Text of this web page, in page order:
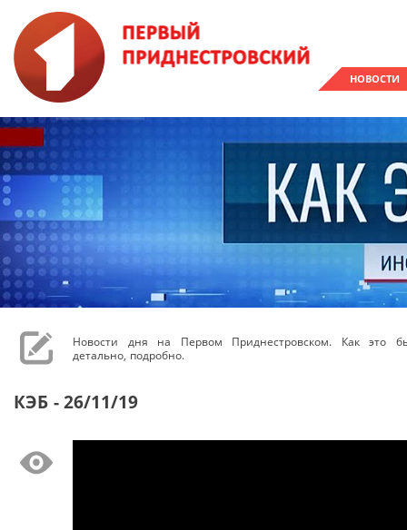
НОВОСТИ
Новости дня на Первом Приднестровском. Как это
детально, подробно.
КЭБ - 26/11/19